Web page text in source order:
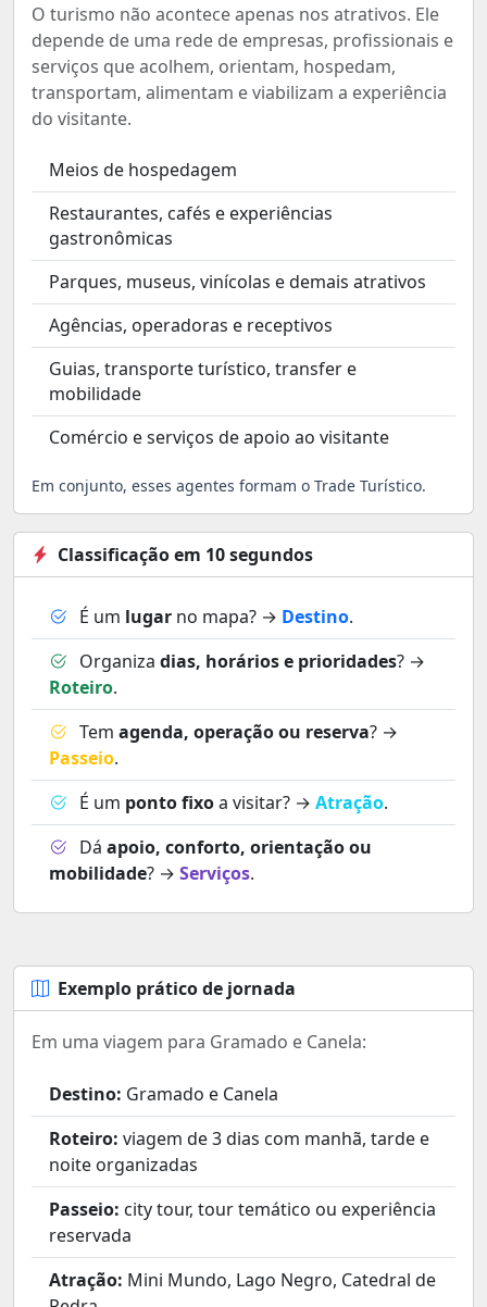
O turismo não acontece apenas nos atrativos. Ele
depende de uma rede de empresas, profissionais e
serviços que acolhem, orientam, hospedam,
transportam, alimentam e viabilizam a experiência
do visitante.
Meios de hospedagem
Restaurantes, cafés e experiências
gastronômicas
Parques, museus, vinícolas e demais atrativos
Agências, operadoras e receptivos
Guias, transporte turístico, transfer e
mobilidade
Comércio e serviços de apoio ao visitante
Em conjunto, esses agentes formam o Trade Turístico.
Classificação em 10 segundos
É um lugar no mapa? → Destino.
Organiza dias, horários e prioridades? →
Roteiro.
Tem agenda, operação ou reserva? →
Passeio.
É um ponto fixoa visitar? → Atração.
Dá apoio, conforto, orientação ou
mobilidade? → Serviços.
Exemplo prático de jornada
Em uma viagem para Gramado e Canela:
Destino: Gramado e Canela
Roteiro: viagem de 3 dias com manhã, tarde e
noite organizadas
Passeio: city tour, tour temático ou experiência
reservada
Atração: Mini Mundo, Lago Negro, Catedral de